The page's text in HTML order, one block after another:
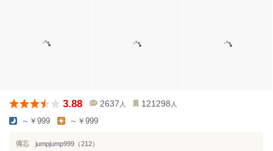
3.88 2637 人 121298 人
～￥999 ～￥999
備忘
jumpjump999（212）